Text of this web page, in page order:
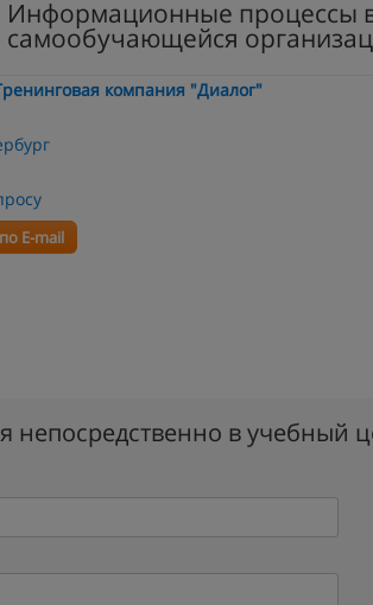
Информационные процессы
самообучающейся
компания "Диалог"
E-mail
непосредственно в учебный